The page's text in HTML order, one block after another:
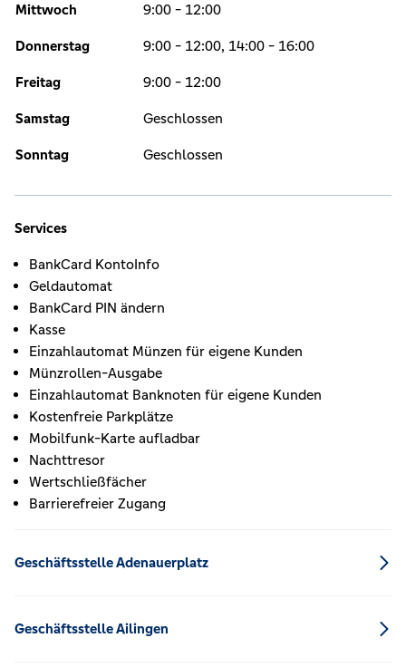
Mittwoch 9:00 - 12:00
Donnerstag 9:00 - 12:00, 14:00 - 16:00
Freitag 9:00 - 12:00
Samstag Geschlossen
Sonntag Geschlossen
Services
BankCard KontoInfo
Geldautomat
BankCard PIN ändern
Kasse
Einzahlautomat Münzen für eigene Kunden
Münzrollen-Ausgabe
Einzahlautomat Banknoten für eigene Kunden
Kostenfreie Parkplätze
Mobilfunk-Karte aufladbar
Nachttresor
Wertschließfächer
Barrierefreier Zugang
Geschäftsstelle Adenauerplatz
Geschäftsstelle Ailingen